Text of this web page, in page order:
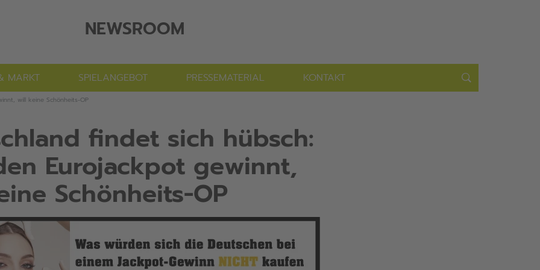
NEWSROOM
MARKT SPIELANGEBOT PRESSEMATERIAL KONTAKT
will keine Schönheits-OP
findet sich hübsch:
Eurojackpot gewinnt,
Schönheits-OP